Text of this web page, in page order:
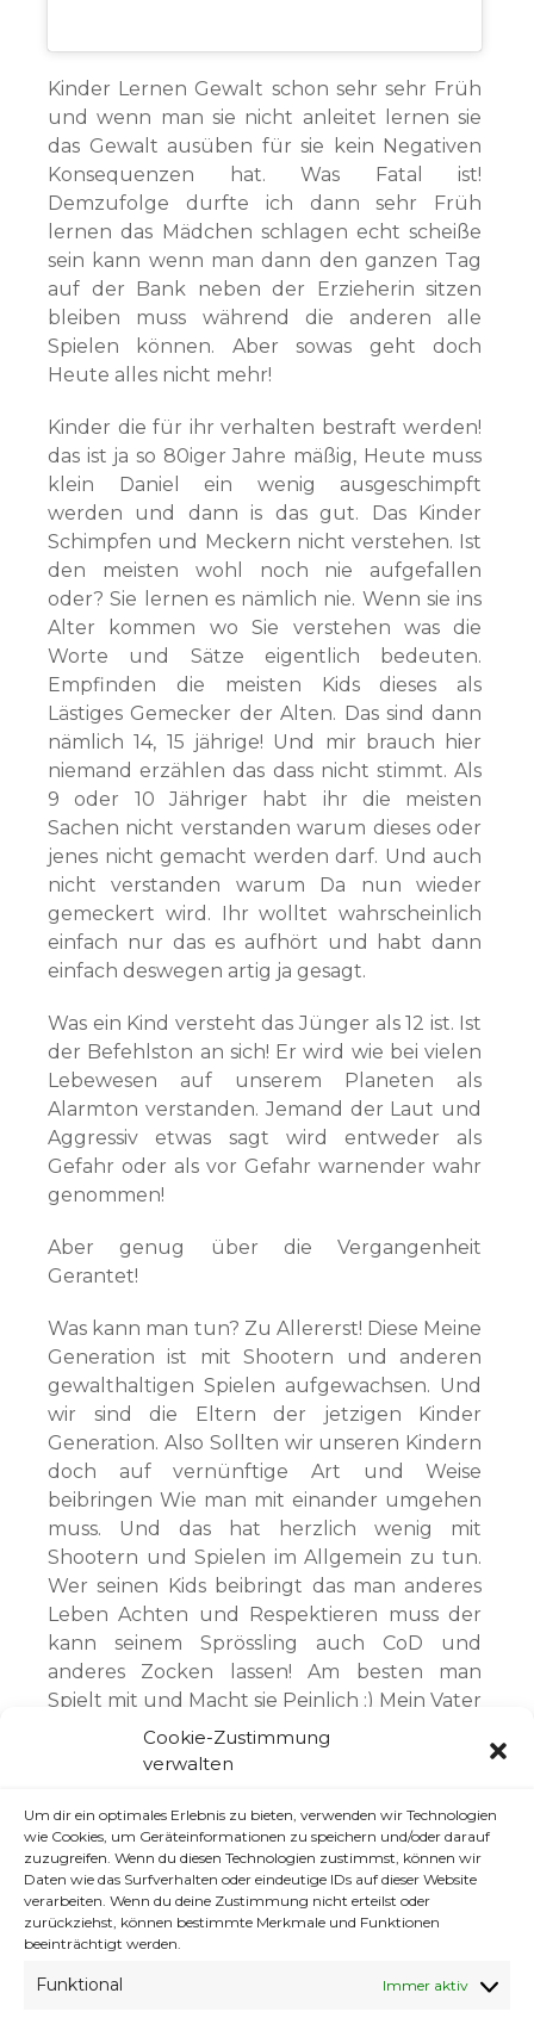
Cookie-Zustimmung
verwalten
Um dir ein optimales Erlebnis zu bieten, verwenden wir Technologien
wie Cookies, um Geräteinformationen zu speichern und/oder darauf
zuzugreifen. Wenn du diesen Technologien zustimmst, können wir
Daten wie das Surfverhalten oder eindeutige IDs auf dieser Website
verarbeiten. Wenn du deine Zustimmung nicht erteilst oder
zurückziehst, können bestimmte Merkmale und Funktionen
beeinträchtigt werden.
Funktional Immer aktiv
Kinder Lernen Gewalt schon sehr sehr Früh
und wenn man sie nicht anleitet lernen sie
das Gewalt ausüben für sie kein Negativen
Konsequenzen hat. Was Fatal ist!
Demzufolge durfte ich dann sehr Früh
lernen das Mädchen schlagen echt scheiße
sein kann wenn man dann den ganzen Tag
auf der Bank neben der Erzieherin sitzen
bleiben muss während die anderen alle
Spielen können. Aber sowas geht doch
Heute alles nicht mehr!
Kinder die für ihr verhalten bestraft werden!
das ist ja so 80iger Jahre mäßig, Heute muss
klein Daniel ein wenig ausgeschimpft
werden und dann is das gut. Das Kinder
Schimpfen und Meckern nicht verstehen. Ist
den meisten wohl noch nie aufgefallen
oder? Sie lernen es nämlich nie. Wenn sie ins
Alter kommen wo Sie verstehen was die
Worte und Sätze eigentlich bedeuten.
Empfinden die meisten Kids dieses als
Lästiges Gemecker der Alten. Das sind dann
nämlich 14, 15 jährige! Und mir brauch hier
niemand erzählen das dass nicht stimmt. Als
9 oder 10 Jähriger habt ihr die meisten
Sachen nicht verstanden warum dieses oder
jenes nicht gemacht werden darf. Und auch
nicht verstanden warum Da nun wieder
gemeckert wird. Ihr wolltet wahrscheinlich
einfach nur das es aufhört und habt dann
einfach deswegen artig ja gesagt.
Was ein Kind versteht das Jünger als 12 ist. Ist
der Befehlston an sich! Er wird wie bei vielen
Lebewesen auf unserem Planeten als
Alarmton verstanden. Jemand der Laut und
Aggressiv etwas sagt wird entweder als
Gefahr oder als vor Gefahr warnender wahr
genommen!
Aber genug über die Vergangenheit
Gerantet!
Was kann man tun? Zu Allererst! Diese Meine
Generation ist mit Shootern und anderen
gewalthaltigen Spielen aufgewachsen. Und
wir sind die Eltern der jetzigen Kinder
Generation. Also Sollten wir unseren Kindern
doch auf vernünftige Art und Weise
beibringen Wie man mit einander umgehen
muss. Und das hat herzlich wenig mit
Shootern und Spielen im Allgemein zu tun.
Wer seinen Kids beibringt das man anderes
Leben Achten und Respektieren muss der
kann seinem Sprössling auch CoD und
anderes Zocken lassen! Am besten man
Spielt mit und Macht sie Peinlich :) Mein Vater
spielt auch World of Warcraft und er wird
bald 60zig!
Demzufolge. Wer mit solchen Kiddis Probs in
Spielen hat. Ihr Spielt die Falschen Partien!
Und die Meisten Entwickler haben sowas ej
nicht aufm Schirm. Bezahl Liga ^^ Private
Multi Hives. Und einige andere Dinge und
schon trennt man zwischen Olo Roxxer Ich
Figge Dine Mudda! Haxxors von den